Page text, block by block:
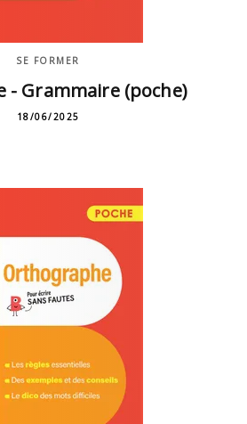
SE FORMER
- Grammaire (poche)
18/06/2025